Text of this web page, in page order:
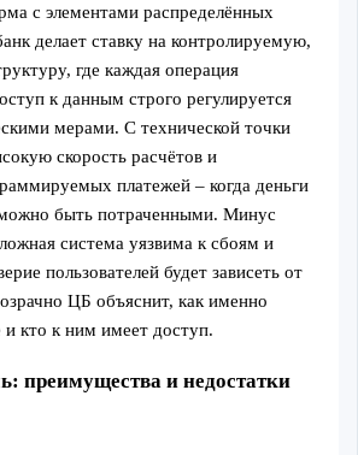
с элементами распределённых
делает ставку на контролируемую,
где каждая операция
к данным строго регулируется
мерами. С технической точки
скорость расчётов и
платежей – когда деньги
быть потраченными. Минус
система уязвима к сбоям и
пользователей будет зависеть от
ЦБ объяснит, как именно
кто к ним имеет доступ.
преимущества и недостатки